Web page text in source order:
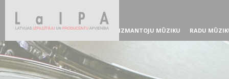
IZMANTOJU MŪZIKU RADU